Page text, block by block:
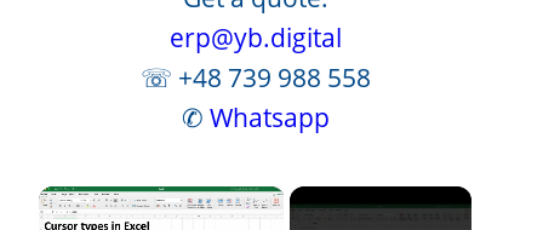
erp@yb.digital
☏ +48 739 988 558
✆ Whatsapp
×